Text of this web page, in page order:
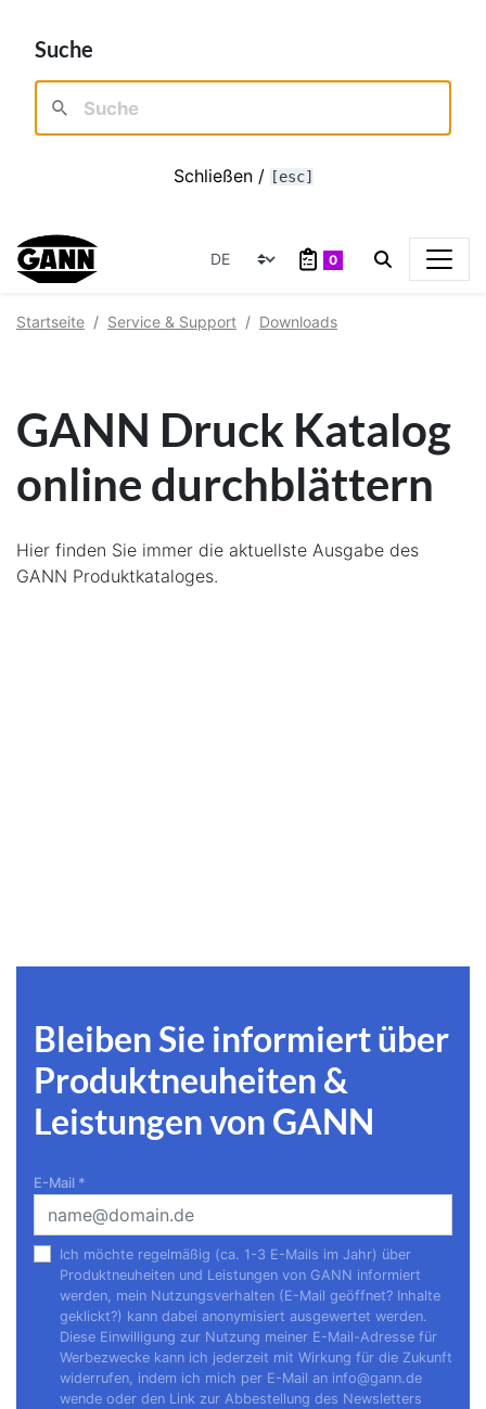
Suche
Schließen / [esc]
0
Startseite Service & Support Downloads
GANN Druck Katalog
online durchblättern
Hier finden Sie immer die aktuellste Ausgabe des
GANN Produktkataloges.
angezeigt.
Bleiben Sie informiert über
Produktneuheiten &
Leistungen von GANN
E-Mail *
Ich möchte regelmäßig (ca. 1-3 E-Mails im Jahr) über
Produktneuheiten und Leistungen von GANN informiert
werden, mein Nutzungsverhalten (E-Mail geöffnet? Inhalte
geklickt?) kann dabei anonymisiert ausgewertet werden.
Diese Einwilligung zur Nutzung meiner E-Mail-Adresse für
Werbezwecke kann ich jederzeit mit Wirkung für die Zukunft
widerrufen, indem ich mich per E-Mail an info@gann.de
wende oder den Link zur Abbestellung des Newsletters